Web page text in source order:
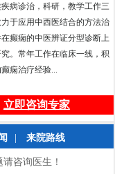
病诊治，科研，教学工作三
于应用中西医结合的方法治
癫痫的中医辨证分型诊断上
。常年工作在临床一线，积
痫治疗经验...
立即咨询专家
来院路线
咨询医生！